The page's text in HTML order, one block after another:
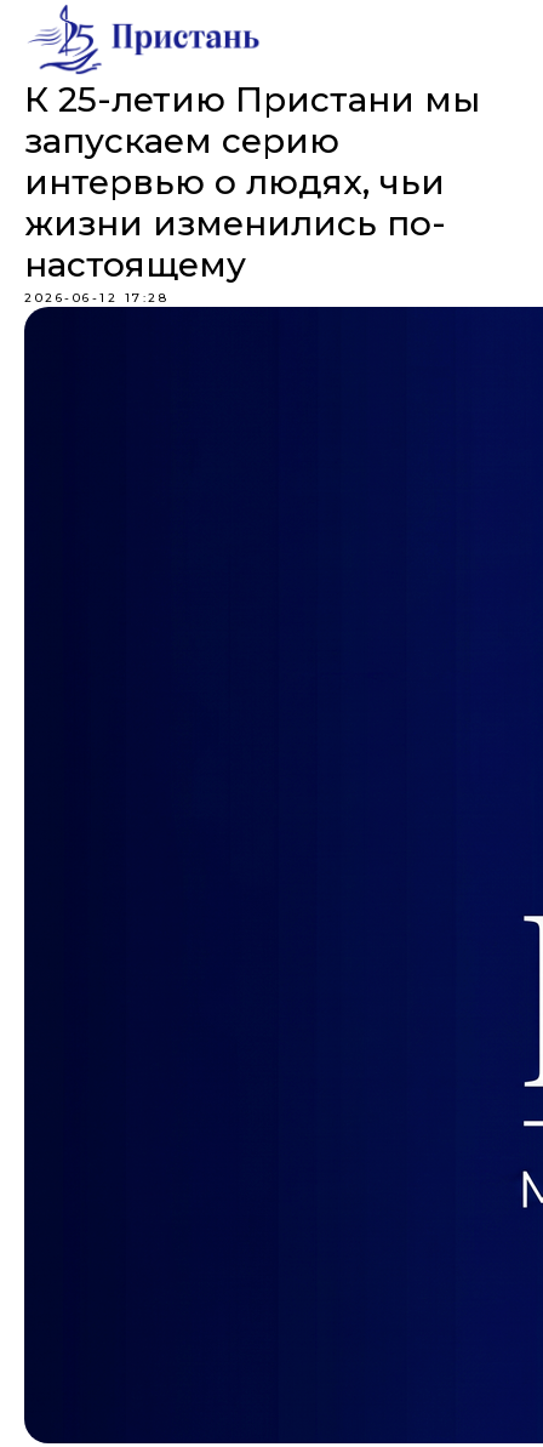
К 25-летию Пристани мы
запускаем серию
интервью о людях, чьи
жизни изменились по-
настоящему
2026-06-12 17:28